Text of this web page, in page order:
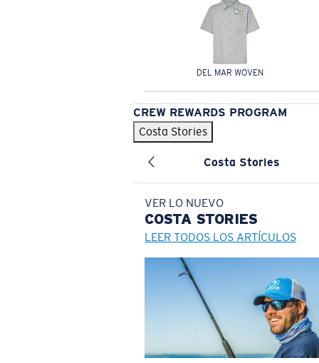
DEL MAR WOVEN
CREW REWARDS PROGRAM
Costa Stories
Costa Stories
VER LO NUEVO
COSTA STORIES
LEER TODOS LOS ARTÍCULOS